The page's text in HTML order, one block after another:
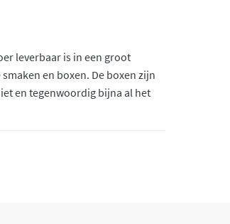
leverbaar is in een groot
en boxen. De boxen zijn
en tegenwoordig bijna al het